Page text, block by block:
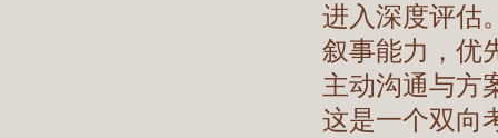
进入深度评估
叙事能力，优
主动沟通与方
这是一个双向